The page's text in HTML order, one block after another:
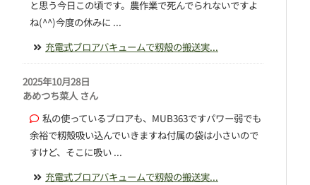
と思う今日この頃です。農作業で死んでられないですよ
ね(^^)今度の休みに ...
充電式ブロアバキュームで籾殻の搬送実...
2025年10月28日
あめつち菜人 さん
私の使っているブロアも、MUB363ですパワー弱でも
余裕で籾殻吸い込んでいきますね付属の袋は小さいので
すけど、そこに吸い ...
充電式ブロアバキュームで籾殻の搬送実...